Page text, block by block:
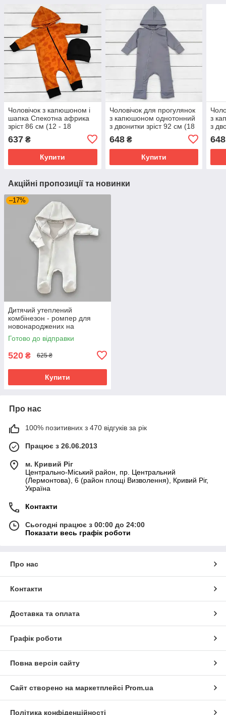
Чоловічок з капюшоном і
шапка Спекотна африка
зріст 86 см (12 - 18
Жовтогарячий з чорним
637 ₴
Купити
Чоловічок для прогулянок
з капюшоном однотонний
з двонитки зріст 92 см (18
- 24 місяці) Malena Сірий
648₴
Купити
з
з
648
Акційні пропозиції та новинки
–17%
Дитячий утеплений
комбінезон - ромпер для
новонароджених на
блискавці зріст 56 - 62 см
BST Молочний
Готово до відправки
520 ₴ 625 ₴
Купити
Про нас
100% позитивних з 470 відгуків за рік
Працює з 26.06.2013
м. Кривий Ріг
Центрально-Міський район, пр. Центральний
(Лермонтова), 6 (район площі Визволення), Кривий Ріг,
Україна
Контакти
Сьогодні працює з 00:00 до 24:00
Показати весь графік роботи
Про нас
Контакти
Доставка та оплата
Графік роботи
Повна версія сайту
Сайт створено на маркетплейсі Prom.ua
Політика конфіденційності